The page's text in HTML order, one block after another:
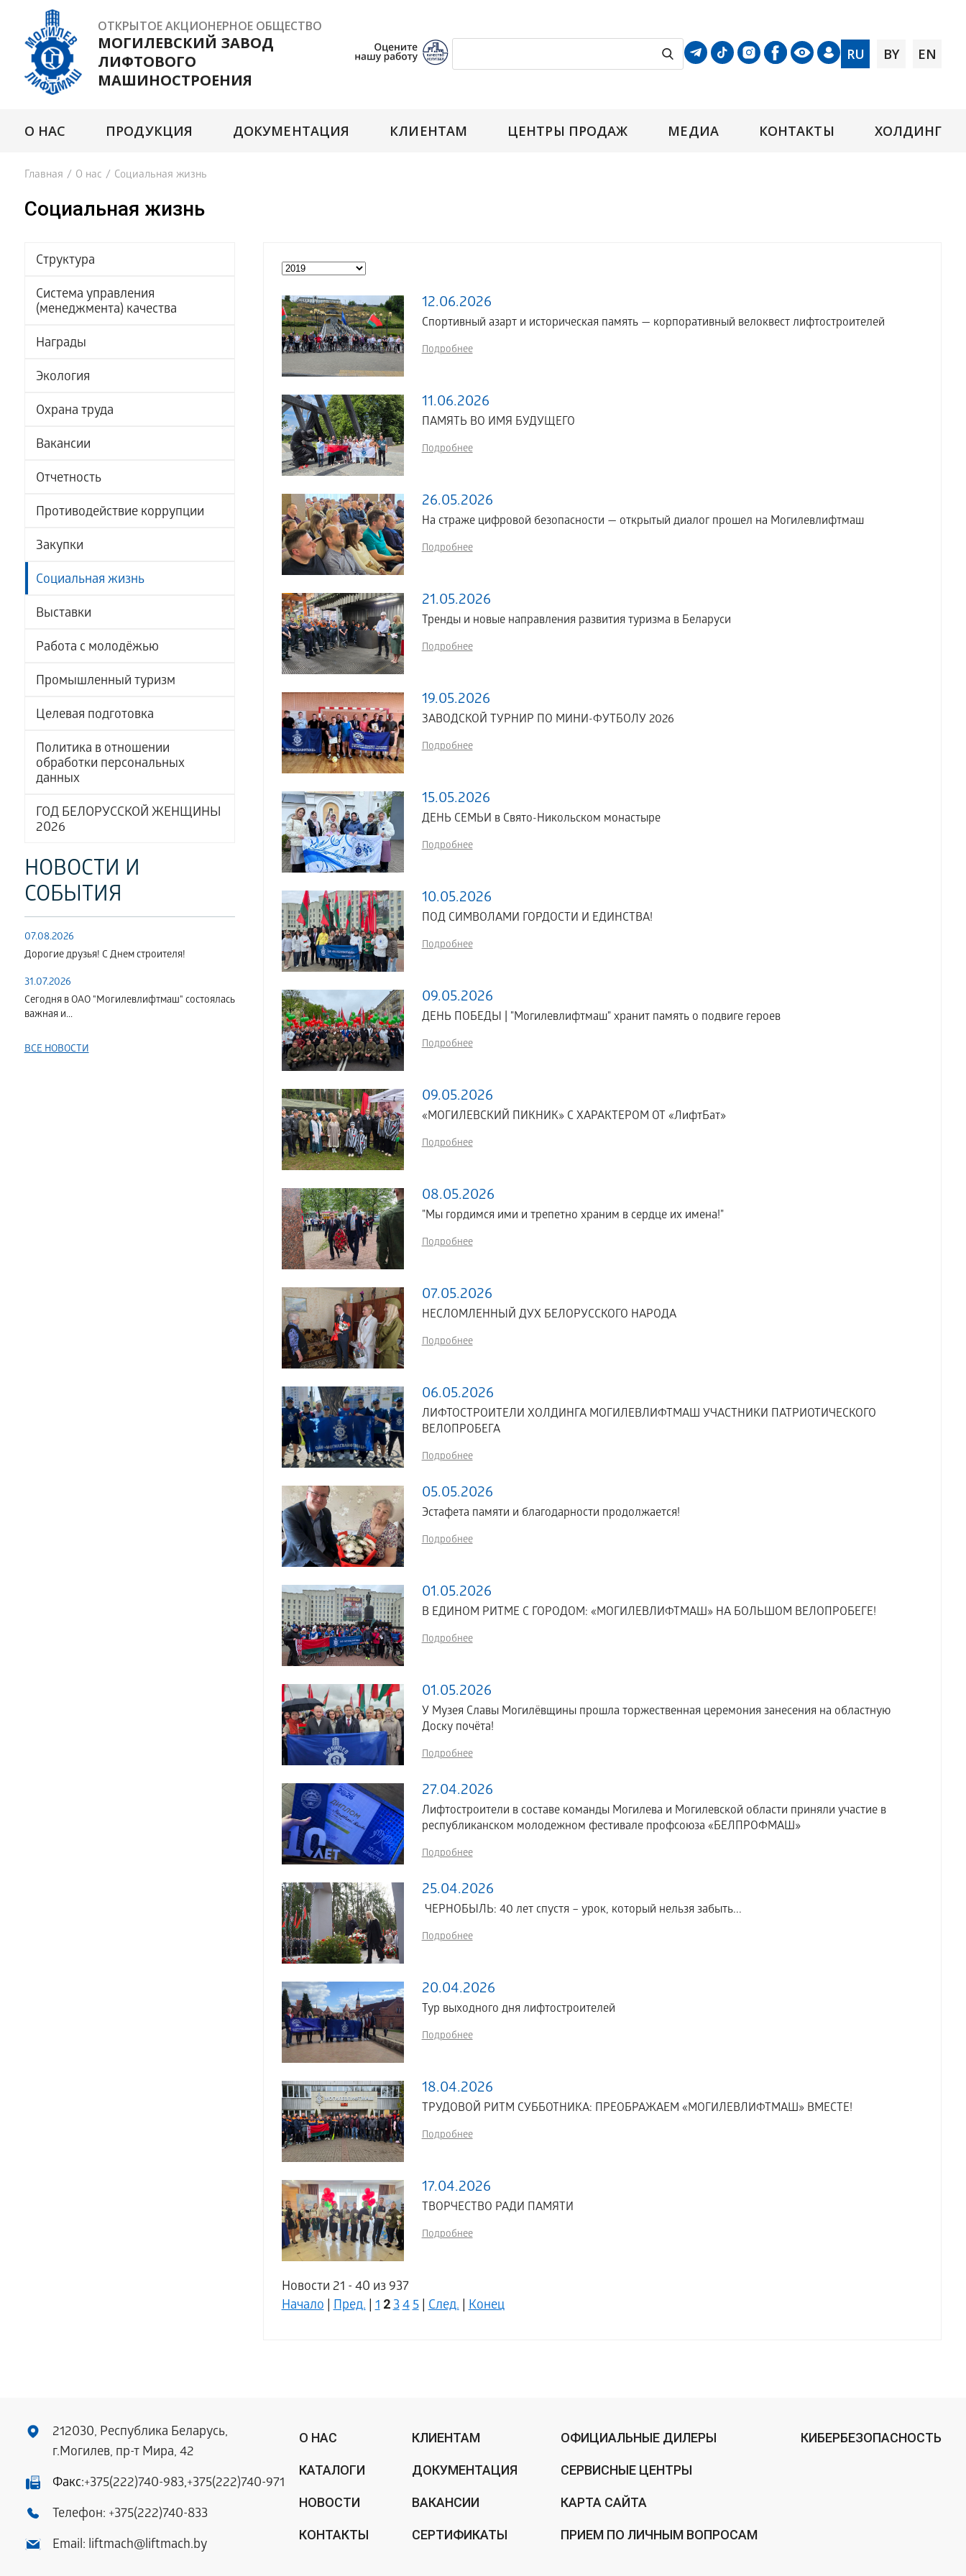
ОТКРЫТОЕ АКЦИОНЕРНОЕ ОБЩЕСТВО
МОГИЛЕВСКИЙ ЗАВОД
ЛИФТОВОГО
МАШИНОСТРОЕНИЯ
RU BY EN
О НАС ПРОДУКЦИЯ ДОКУМЕНТАЦИЯ КЛИЕНТАМ ЦЕНТРЫ ПРОДАЖ МЕДИА КОНТАКТЫ ХОЛДИНГ
Главная / О нас / Социальная жизнь
Социальная жизнь
Структура
Система управления
(менеджмента) качества
Награды
Экология
Охрана труда
Вакансии
Отчетность
Противодействие коррупции
Закупки
Социальная жизнь
Выставки
Работа с молодёжью
Промышленный туризм
Целевая подготовка
Политика в отношении
обработки персональных
данных
ГОД БЕЛОРУССКОЙ ЖЕНЩИНЫ
2026
НОВОСТИ И
СОБЫТИЯ
07.08.2026
Дорогие друзья! С Днем строителя!
31.07.2026
Сегодня в ОАО "Могилевлифтмаш" состоялась
важная и...
ВСЕ НОВОСТИ
12.06.2026
Спортивный азарт и историческая память — корпоративный велоквест лифтостроителей
Подробнее
11.06.2026
ПАМЯТЬ ВО ИМЯ БУДУЩЕГО
Подробнее
26.05.2026
На страже цифровой безопасности — открытый диалог прошел на Могилевлифтмаш
Подробнее
21.05.2026
Тренды и новые направления развития туризма в Беларуси
Подробнее
19.05.2026
ЗАВОДСКОЙ ТУРНИР ПО МИНИ-ФУТБОЛУ 2026
Подробнее
15.05.2026
ДЕНЬ СЕМЬИ в Свято-Никольском монастыре
Подробнее
10.05.2026
ПОД СИМВОЛАМИ ГОРДОСТИ И ЕДИНСТВА!
Подробнее
09.05.2026
ДЕНЬ ПОБЕДЫ | "Могилевлифтмаш" хранит память о подвиге героев
Подробнее
09.05.2026
«МОГИЛЕВСКИЙ ПИКНИК» С ХАРАКТЕРОМ ОТ «ЛифтБат»
Подробнее
08.05.2026
"Мы гордимся ими и трепетно храним в сердце их имена!"
Подробнее
07.05.2026
НЕСЛОМЛЕННЫЙ ДУХ БЕЛОРУССКОГО НАРОДА
Подробнее
06.05.2026
ЛИФТОСТРОИТЕЛИ ХОЛДИНГА МОГИЛЕВЛИФТМАШ УЧАСТНИКИ ПАТРИОТИЧЕСКОГО
ВЕЛОПРОБЕГА
Подробнее
05.05.2026
Эстафета памяти и благодарности продолжается!
Подробнее
01.05.2026
В ЕДИНОМ РИТМЕ С ГОРОДОМ: «МОГИЛЕВЛИФТМАШ» НА БОЛЬШОМ ВЕЛОПРОБЕГЕ!
Подробнее
01.05.2026
У Музея Славы Могилёвщины прошла торжественная церемония занесения на областную
Доску почёта!
Подробнее
27.04.2026
Лифтостроители в составе команды Могилева и Могилевской области приняли участие в
республиканском молодежном фестивале профсоюза «БЕЛПРОФМАШ»
Подробнее
25.04.2026
ЧЕРНОБЫЛЬ: 40 лет спустя – урок, который нельзя забыть...
Подробнее
20.04.2026
Тур выходного дня лифтостроителей
Подробнее
18.04.2026
ТРУДОВОЙ РИТМ СУББОТНИКА: ПРЕОБРАЖАЕМ «МОГИЛЕВЛИФТМАШ» ВМЕСТЕ!
Подробнее
17.04.2026
ТВОРЧЕСТВО РАДИ ПАМЯТИ
Подробнее
Новости 21 - 40 из 937
Начало|Пред.|1 2345|След.|Конец
212030, Республика Беларусь,
г.Могилев, пр-т Мира, 42
Факс:+375(222)740-983,+375(222)740-971
Телефон: +375(222)740-833
Email: liftmach@liftmach.by
О НАС
КАТАЛОГИ
НОВОСТИ
КОНТАКТЫ
КЛИЕНТАМ
ДОКУМЕНТАЦИЯ
ВАКАНСИИ
СЕРТИФИКАТЫ
ОФИЦИАЛЬНЫЕ ДИЛЕРЫ
СЕРВИСНЫЕ ЦЕНТРЫ
КАРТА САЙТА
ПРИЕМ ПО ЛИЧНЫМ ВОПРОСАМ
КИБЕРБЕЗОПАСНОСТЬ